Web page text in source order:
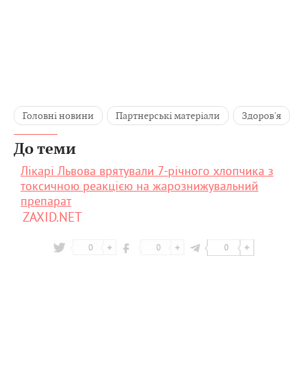
Головні новини Партнерські матеріали Здоров'я
До теми
Лікарі Львова врятували 7-річного хлопчика з
токсичною реакцією на жарознижувальний
препарат
ZAXID.NET
0 0 0